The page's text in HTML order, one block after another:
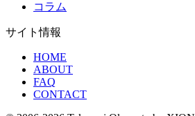
コラム
サイト情報
HOME
ABOUT
FAQ
CONTACT